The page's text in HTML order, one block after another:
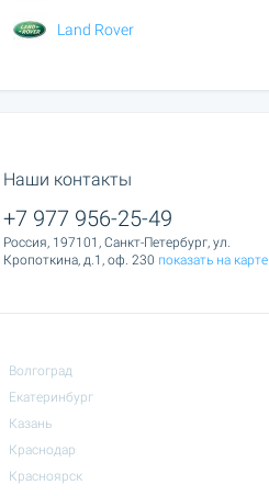
Land Rover
Наши контакты
+7 977 956-25-49
Россия, 197101, Санкт-Петербург, ул.
Кропоткина, д.1, оф. 230 показать на карте
Волгоград
Екатеринбург
Казань
Краснодар
Красноярск